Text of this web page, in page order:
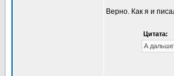
Верно. Как я и
Цитата:
А